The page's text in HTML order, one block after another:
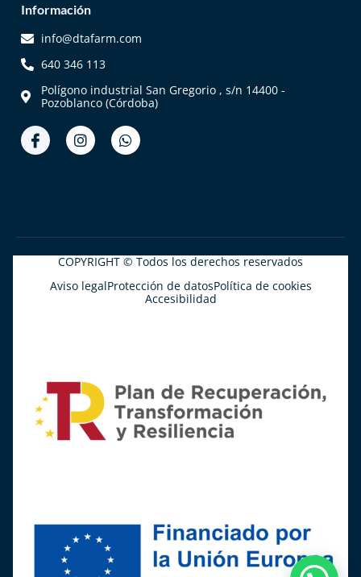
Información
info@dtafarm.com
640 346 113
Polígono industrial San Gregorio , s/n 14400 -
Pozoblanco (Córdoba)
COPYRIGHT © Todos los derechos reservados
Aviso legalProtección de datosPolítica de cookies
Accesibilidad